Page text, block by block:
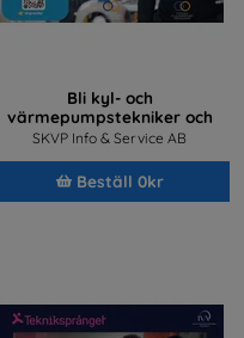
Bli kyl- och
värmepumpstekniker och
jobba med framtidens teknik
SKVP Info & Service AB
Beställ 0kr